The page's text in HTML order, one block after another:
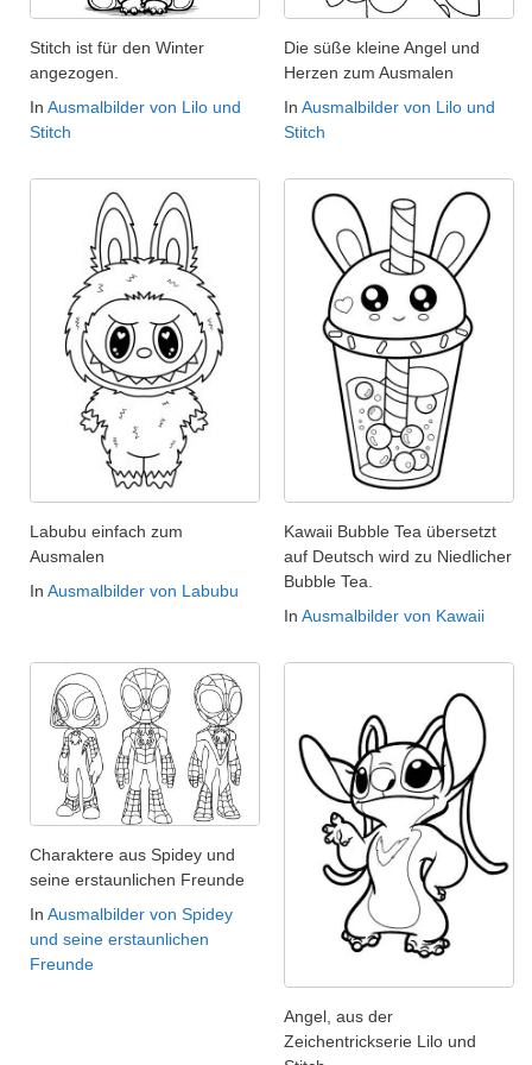
Stitch ist für den Winter
angezogen.
In Ausmalbilder von Lilo und
Stitch
Die süße kleine Angel und
Herzen zum Ausmalen
In Ausmalbilder von Lilo und
Stitch
Labubu einfach zum
Ausmalen
In Ausmalbilder von Labubu
Kawaii Bubble Tea übersetzt
auf Deutsch wird zu Niedlicher
Bubble Tea.
In Ausmalbilder von Kawaii
Charaktere aus Spidey und
seine erstaunlichen Freunde
In Ausmalbilder von Spidey
und seine erstaunlichen
Freunde
Angel, aus der
Zeichentrickserie Lilo und